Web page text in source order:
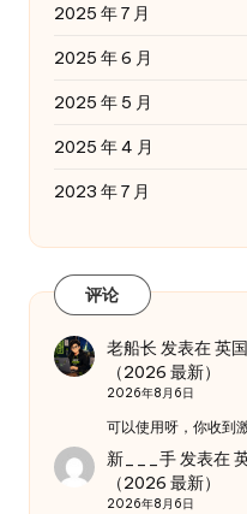
2025 年 7 月
2025 年 6 月
2025 年 5 月
2025 年 4 月
2023 年 7 月
评论
老船长 发表在英
（2026 最新）
2026年8月6日
可以使用呀，你收到
新___手发表在
（2026 最新）
2026年8月6日